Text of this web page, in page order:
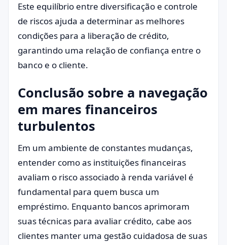
Este equilíbrio entre diversificação e controle
de riscos ajuda a determinar as melhores
condições para a liberação de crédito,
garantindo uma relação de confiança entre o
banco e o cliente.
Conclusão sobre a navegação
em mares financeiros
turbulentos
Em um ambiente de constantes mudanças,
entender como as instituições financeiras
avaliam o risco associado à renda variável é
fundamental para quem busca um
empréstimo. Enquanto bancos aprimoram
suas técnicas para avaliar crédito, cabe aos
clientes manter uma gestão cuidadosa de suas